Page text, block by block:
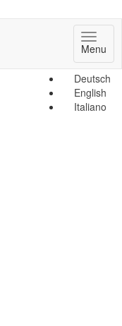
Deutsch
English
Italiano
Menu